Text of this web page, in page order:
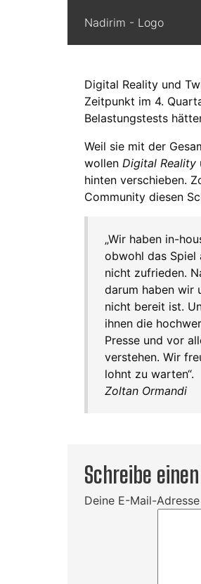
Nadirim - Logo
Digital Reality und
Zeitpunkt im 4.
Belastungstests
Weil sie mit der
wollen Digital Reality
hinten verschieben.
Community diesen
„Wir haben in-
obwohl das Spiel
nicht zufrieden.
darum haben wir
nicht bereit ist.
ihnen die
Presse und vor
verstehen. Wir
lohnt zu warten“.
Zoltan Ormandi
Schreibe
Deine E-Mail-